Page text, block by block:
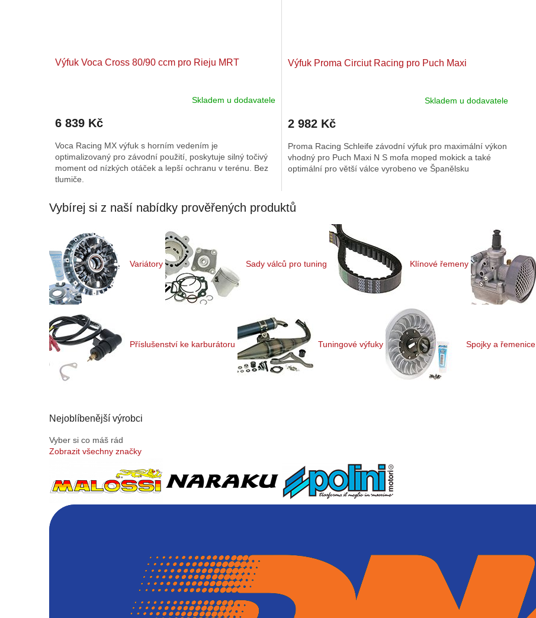
Výfuk Voca Cross 80/90 ccm pro Rieju MRT
Skladem u dodavatele
6 839 Kč
Voca Racing MX výfuk s horním vedením je
optimalizovaný pro závodní použití, poskytuje silný točivý
moment od nízkých otáček a lepší ochranu v terénu. Bez
tlumiče.
Výfuk Proma Circiut Racing pro Puch Maxi
Skladem u dodavatele
2 982 Kč
Proma Racing Schleife závodní výfuk pro maximální výkon
vhodný pro Puch Maxi N S mofa moped mokick a také
optimální pro větší válce vyrobeno ve Španělsku
Vybírej si z naší nabídky prověřených produktů
Variátory Sady válců pro tuning Klínové řemeny
Příslušenství ke karburátoru Tuningové výfuky Spojky a řemenice
Nejoblíbenější výrobci
Vyber si co máš rád
Zobrazit všechny značky